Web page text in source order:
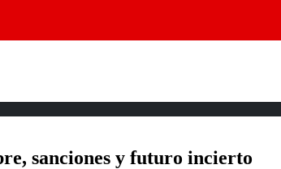
sanciones y futuro incierto